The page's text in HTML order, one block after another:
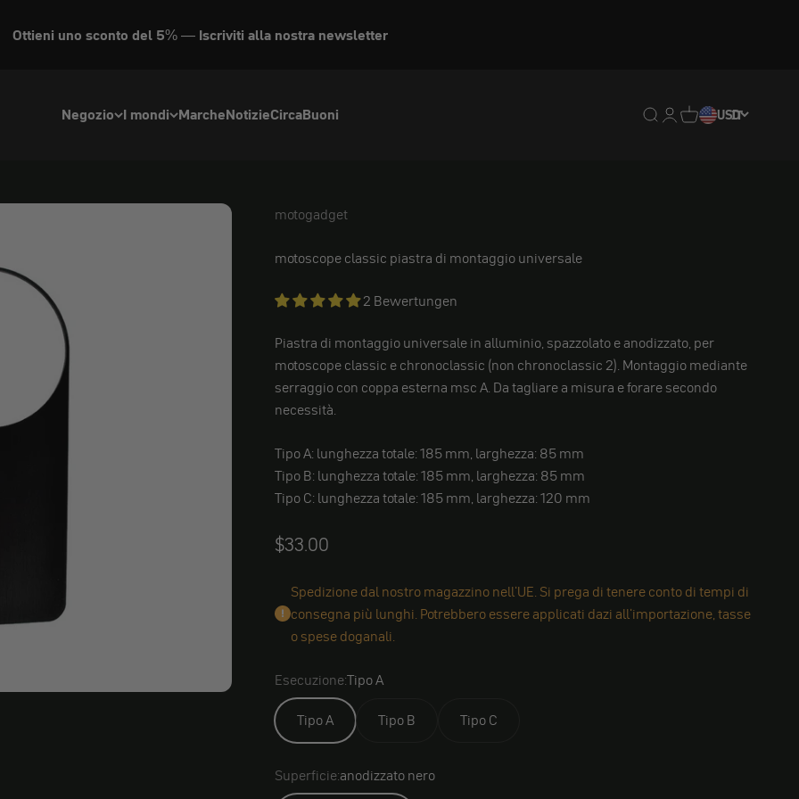
Ottieni uno sconto del 5% — Iscriviti alla nostra newsletter
Negozio I mondi MarcheNotizieCircaBuoni Traduzione mancante:
Traduzione
Traduzione
USD
IT
motogadget
motogadget
motoscope classic piastra di montaggio universale
2 Bewertungen
Piastra di montaggio universale in alluminio, spazzolato e anodizzato, per
motoscope classic e chronoclassic (non chronoclassic 2). Montaggio mediante
serraggio con coppa esterna msc A. Da tagliare a misura e forare secondo
necessità.
Tipo A: lunghezza totale: 185 mm, larghezza: 85 mm
Tipo B: lunghezza totale: 185 mm, larghezza: 85 mm
Tipo C: lunghezza totale: 185 mm, larghezza: 120 mm
Angebot
$33.00
Spedizione dal nostro magazzino nell'UE. Si prega di tenere conto di tempi di
consegna più lunghi. Potrebbero essere applicati dazi all'importazione, tasse
o spese doganali.
Esecuzione:Tipo A
Tipo A Tipo B Tipo C
Superficie:anodizzato nero